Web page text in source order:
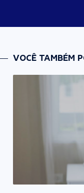
VOCÊ TAMBÉM